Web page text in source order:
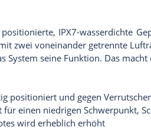
IPX7-wasserdichte
zwei voneinander getrennte
System seine Funktion. Das
positioniert und gegen
einen niedrigen Schwerpunkt,
wird erheblich erhöht